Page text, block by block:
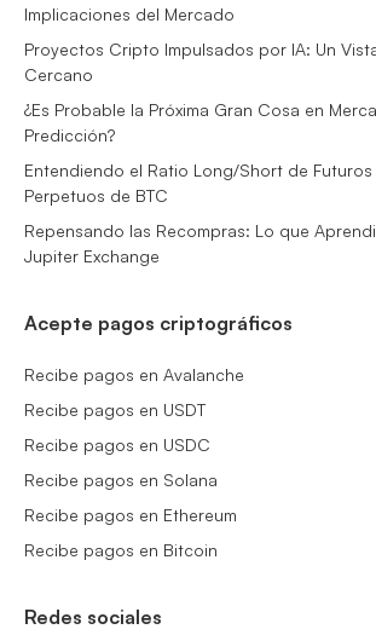
Implicaciones del Mercado
Proyectos Cripto Impulsados por IA: Un
Cercano
¿Es Probable la Próxima Gran Cosa en
Predicción?
Entendiendo el Ratio Long/Short de Futuros
Perpetuos de BTC
Repensando las Recompras: Lo que
Jupiter Exchange
Acepte pagos criptográficos
Recibe pagos en Avalanche
Recibe pagos en USDT
Recibe pagos en USDC
Recibe pagos en Solana
Recibe pagos en Ethereum
Recibe pagos en Bitcoin
Redes sociales